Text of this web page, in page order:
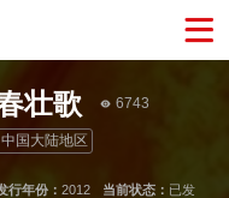
壮歌 6743
中国大陆地区
行年份： 2012 当前状态： 已发